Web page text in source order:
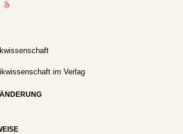
im Verlag